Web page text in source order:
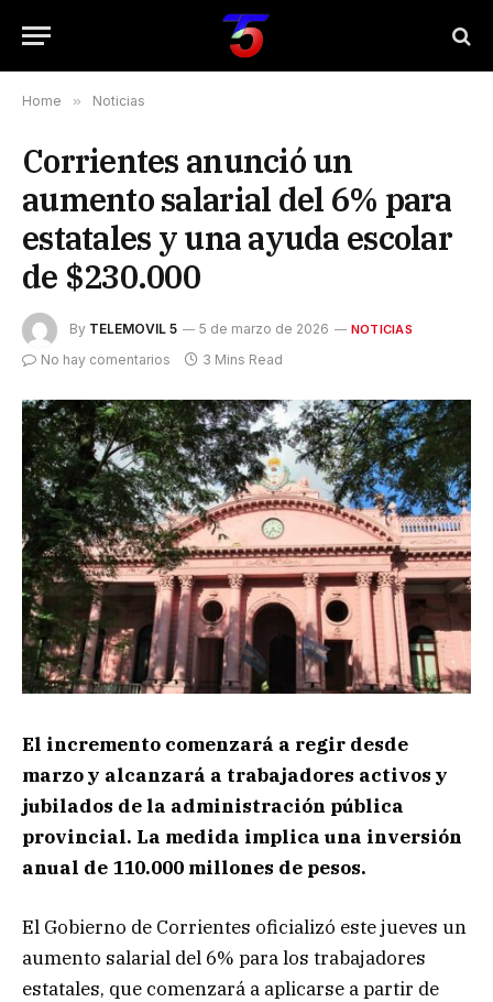
Home » Noticias
Corrientes anunció un
aumento salarial del 6% para
estatales y una ayuda escolar
de $230.000
By TELEMOVIL 5 5 de marzo de 2026 NOTICIAS
No hay comentarios 3 Mins Read
El incremento comenzará a regir desde
marzo y alcanzará a trabajadores activos y
jubilados de la administración pública
provincial. La medida implica una inversión
anual de 110.000 millones de pesos.
El Gobierno de Corrientes oficializó este jueves un
aumento salarial del 6% para los trabajadores
estatales, que comenzará a aplicarse a partir de